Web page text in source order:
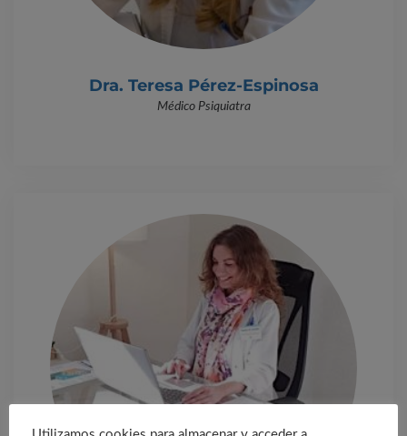
Dra. Teresa Pérez-Espinosa
Médico Psiquiatra